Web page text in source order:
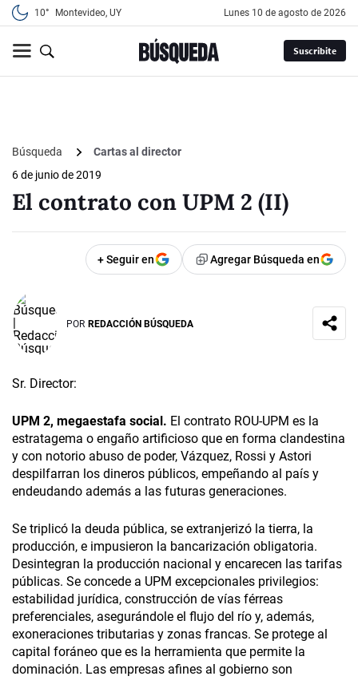
10° Montevideo, UY lunes 10 de agosto de 2026
Suscribite
Búsqueda
Cartas al director
6 de junio de 2019
El contrato con UPM 2 (II)
+ Seguir en Agregar Búsqueda en
POR REDACCIÓN BÚSQUEDA
Sr. Director:
UPM 2, megaestafa social. El contrato ROU-UPM es la
estratagema o engaño artificioso que en forma clandestina
y con notorio abuso de poder, Vázquez, Rossi y Astori
despilfarran los dineros públicos, empeñando al país y
endeudando además a las futuras generaciones.
Se triplicó la deuda pública, se extranjerizó la tierra, la
producción, e impusieron la bancarización obligatoria.
Desintegran la producción nacional y encarecen las tarifas
públicas. Se concede a UPM excepcionales privilegios:
estabilidad jurídica, construcción de vías férreas
preferenciales, asegurándole el flujo del río y, además,
exoneraciones tributarias y zonas francas. Se protege al
capital foráneo que es la herramienta que permite la
dominación. Las empresas afines al gobierno son